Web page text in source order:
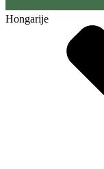
Hongarije